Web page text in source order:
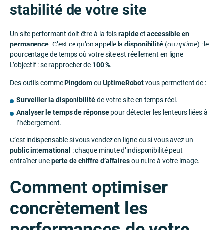
stabilité de votre site
Un site performant doit être à la foisrapideetaccessible en
permanence. C’est ce qu’on appelle ladisponibilité(ouuptime) : le
pourcentage de temps où votre site est réellement en ligne.
L’objectif : se rapprocher de 100 %.
Des outils commePingdomouUptimeRobotvous permettent de :
Surveiller la disponibilitéde votre site en temps réel.
Analyser le temps de réponsepour détecter les lenteurs liées à
l’hébergement.
C’est indispensable si vous vendez en ligne ou si vous avez un
public international : chaque minute d’indisponibilité peut
entraîner uneperte de chiffre d’affairesou nuire à votre image.
Comment optimiser
concrètement les